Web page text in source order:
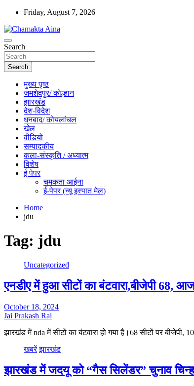
Skip
content
Friday, August 7, 2026
Chamakta Aina
Hindi News Paper – Jharkhand
Search
Search
मुख्य पृष्ठ
जमशेदपुर/ कोल्हान
झारखंड
देश-विदेश
धनबाद/ कोयलांचल
खेल
वीडियो
सम्पादकीय
कला-संस्कृति / अध्यात्म
विशेष
ई पेपर
चमकता आईना
ई-पेपर (न्यू इस्पात मेल)
Home
jdu
Tag: jdu
Uncategorized
एनडीए में हुआ सीटों का बंटवारा,बीजेपी
October 18, 2024
Jai Prakash Rai
झारखंड में nda में सीटों का बंटवारा हो गया है।68 सीटों पर बीजेपी,
खबरें झारखंड
झारखंड में जदयू को “गैस सिलेंडर” चुनाव